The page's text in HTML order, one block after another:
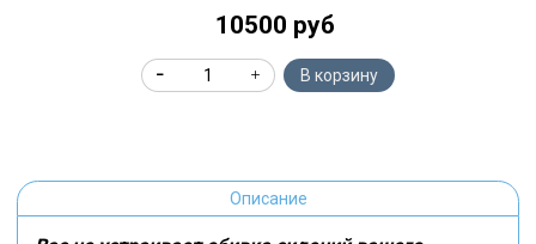
10500 руб
В корзину
Описание